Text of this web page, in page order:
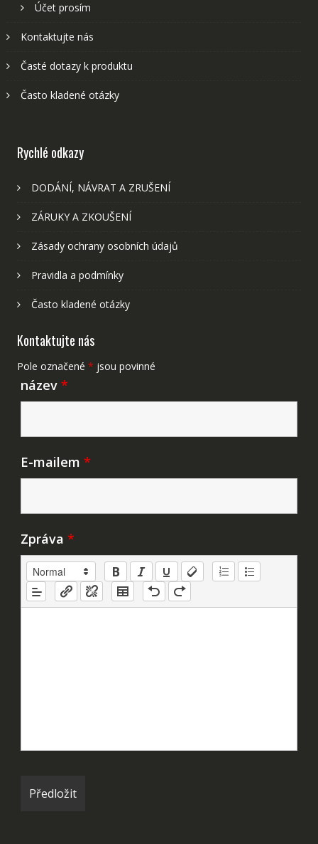
Účet prosím
Kontaktujte nás
Časté dotazy k produktu
Často kladené otázky
Rychlé odkazy
DODÁNÍ, NÁVRAT A ZRUŠENÍ
ZÁRUKY A ZKOUŠENÍ
Zásady ochrany osobních údajů
Pravidla a podmínky
Často kladené otázky
Kontaktujte nás
Pole označené * jsou povinné
název *
E-mailem *
Zpráva *